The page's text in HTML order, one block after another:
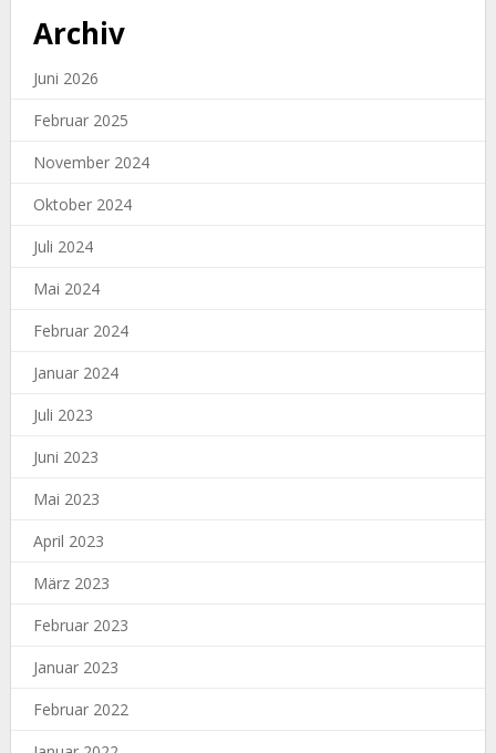
Archiv
Juni 2026
Februar 2025
November 2024
Oktober 2024
Juli 2024
Mai 2024
Februar 2024
Januar 2024
Juli 2023
Juni 2023
Mai 2023
April 2023
März 2023
Februar 2023
Januar 2023
Februar 2022